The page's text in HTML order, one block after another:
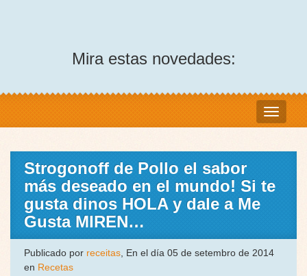
Mira estas novedades:
Strogonoff de Pollo el sabor
más deseado en el mundo! Si te
gusta dinos HOLA y dale a Me
Gusta MIREN…
Publicado por receitas, En el día 05 de setembro de 2014
en Recetas